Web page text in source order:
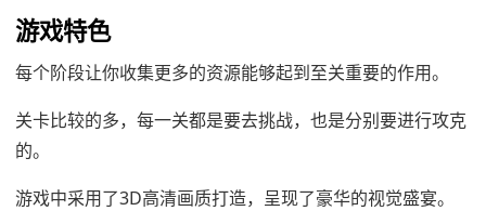
游戏特色
每个阶段让你收集更多的资源能够起到至关重要的作用。
关卡比较的多，每一关都是要去挑战，也是分别要进行攻克
的。
游戏中采用了3D高清画质打造，呈现了豪华的视觉盛宴。